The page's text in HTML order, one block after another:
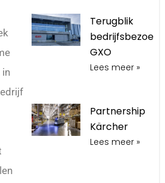
in
Terugblik
bedrijfsbezoek
GXO
Lees meer »
Partnership
Kärcher
Lees meer »